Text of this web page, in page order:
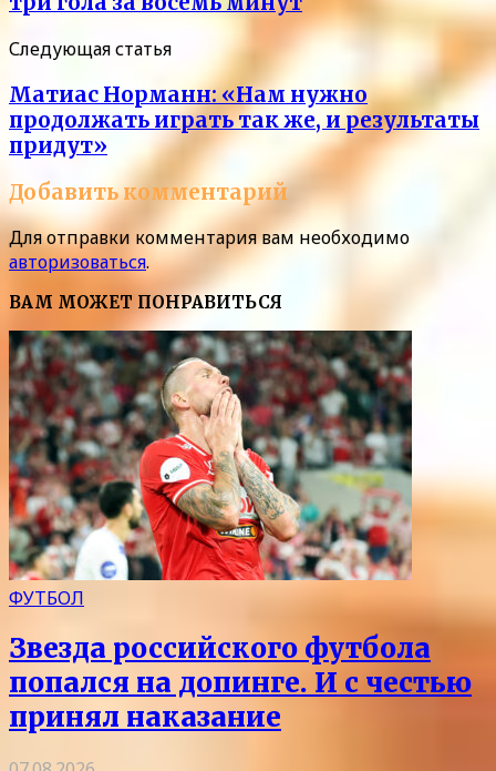
Следующая статья
Матиас Норманн: «Нам нужно
продолжать играть так же, и результаты
придут»
Добавить комментарий
Для отправки комментария вам необходимо
авторизоваться.
ВАМ МОЖЕТ ПОНРАВИТЬСЯ
ФУТБОЛ
Звезда российского футбола
попался на допинге. И с честью
принял наказание